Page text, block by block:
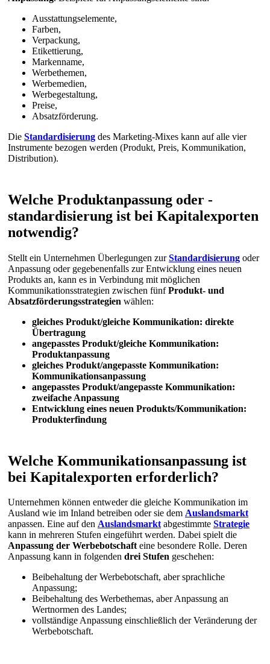
Ausstattungselemente,
Farben,
Verpackung,
Etikettierung,
Markenname,
Werbethemen,
Werbemedien,
Werbegestaltung,
Preise,
Absatzförderung.
Die Standardisierung des Marketing-Mixes kann auf alle vier
Instrumente bezogen werden (Produkt, Preis, Kommunikation,
Distribution).
Welche Produktanpassung oder -
standardisierung ist bei Kapitalexporten
notwendig?
Stellt ein Unternehmen Überlegungen zurStandardisierung oder
Anpassung oder gegebenenfalls zur Entwicklung eines neuen
Produkts an, kann es in Verbindung mit möglichen
Kommunikationsstrategien zwischen fünfProdukt- und
Absatzförderungsstrategien wählen:
gleiches Produkt/gleiche Kommunikation: direkte
Übertragung
angepasstes Produkt/gleiche Kommunikation:
Produktanpassung
gleiches Produkt/angepasste Kommunikation:
Kommunikationsanpassung
angepasstes Produkt/angepasste Kommunikation:
zweifache Anpassung
Entwicklung eines neuen Produkts/Kommunikation:
Produkterfindung
Welche Kommunikationsanpassung ist
bei Kapitalexporten erforderlich?
Unternehmen können entweder die gleiche Kommunikation im
Ausland wie im Inland betreiben oder sie dem Auslandsmarkt
anpassen. Eine auf den Auslandsmarktabgestimmte Strategie
kann in mehreren Stufen eingeführt werden. Dabei spielt die
Anpassung der Werbebotschafteine besondere Rolle. Deren
Anpassung kann in folgenden drei Stufen geschehen:
Beibehaltung der Werbebotschaft, aber sprachliche
Anpassung;
Beibehaltung des Werbethemas, aber Anpassung an
Wertnormen des Landes;
vollständige Anpassung einschließlich der Veränderung der
Werbebotschaft.